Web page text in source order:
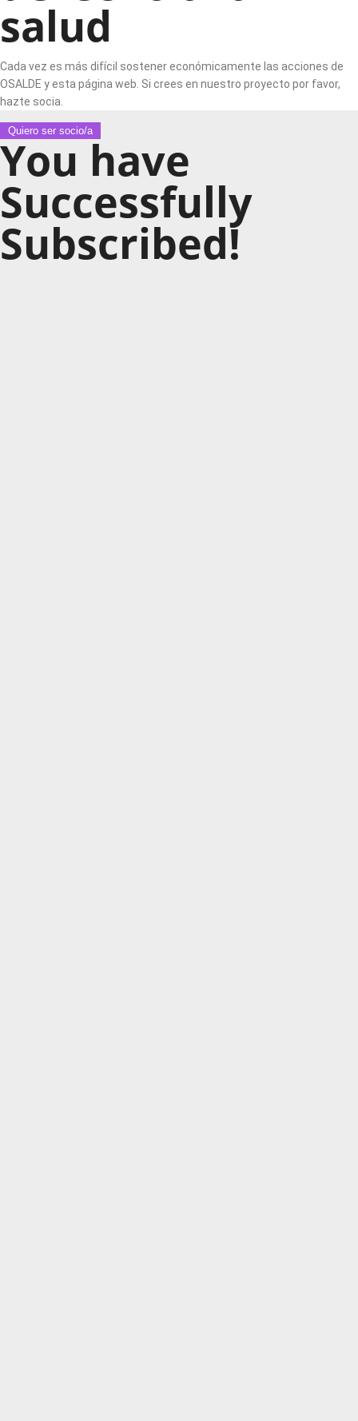
salud
Cada vez es más difícil sostener económicamente las acciones de
OSALDE y esta página web. Si crees en nuestro proyecto por favor,
hazte socia.
Quiero ser socio/a
You have
Successfully
Subscribed!